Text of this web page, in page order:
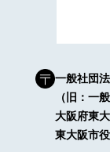
一般社団
（旧：一
大阪府東
東大阪市